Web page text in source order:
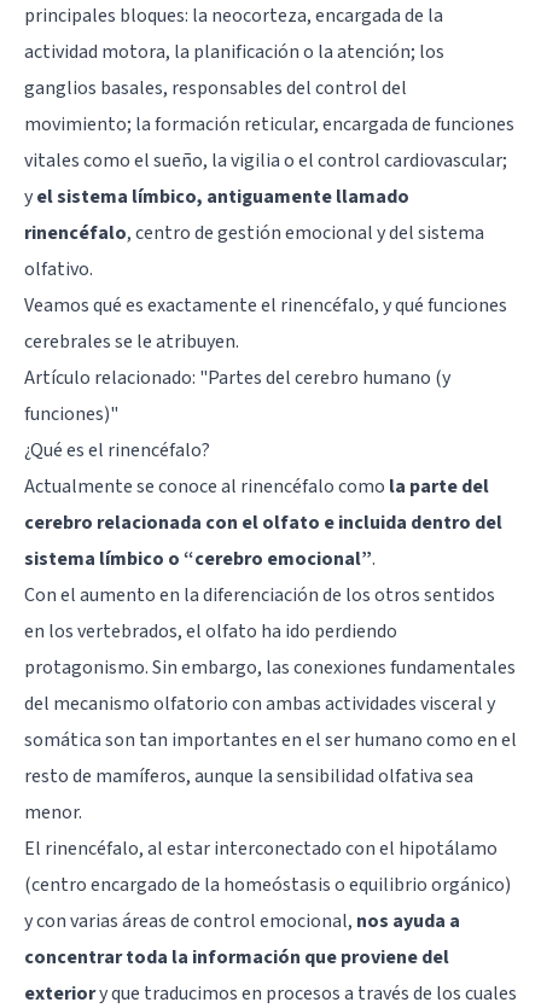
principales bloques: la neocorteza, encargada de la
actividad motora, la planificación o la atención; los
ganglios basales, responsables del control del
movimiento; la formación reticular, encargada de funciones
vitales como el sueño, la vigilia o el control cardiovascular;
yel sistema límbico, antiguamente llamado
rinencéfalo, centro de gestión emocional y del sistema
olfativo.
Veamos qué es exactamente el rinencéfalo, y qué funciones
cerebrales se le atribuyen.
Artículo relacionado: "Partes del cerebro humano (y
funciones)"
¿Qué es el rinencéfalo?
Actualmente se conoce al rinencéfalo como la parte del
cerebro relacionada con el olfato e incluida dentro del
sistema límbico o “cerebro emocional”.
Con el aumento en la diferenciación de los otros sentidos
en los vertebrados, el olfato ha ido perdiendo
protagonismo. Sin embargo, las conexiones fundamentales
del mecanismo olfatorio con ambas actividades visceral y
somática son tan importantes en el ser humano como en el
resto de mamíferos, aunque la sensibilidad olfativa sea
menor.
El rinencéfalo, al estar interconectado con el hipotálamo
(centro encargado de la homeóstasis o equilibrio orgánico)
y con varias áreas de control emocional, nos ayuda a
concentrar toda la información que proviene del
exteriory que traducimos en procesos a través de los cuales